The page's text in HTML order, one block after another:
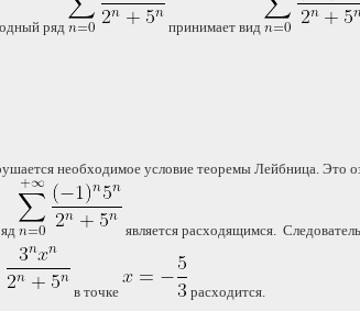
ряд принимает вид
необходимое условие теоремы Лейбница. Это
является расходящимся.
в точке расходится.